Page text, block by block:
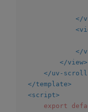
</
<
</
</view>
</uv-
</template>
<script>
export